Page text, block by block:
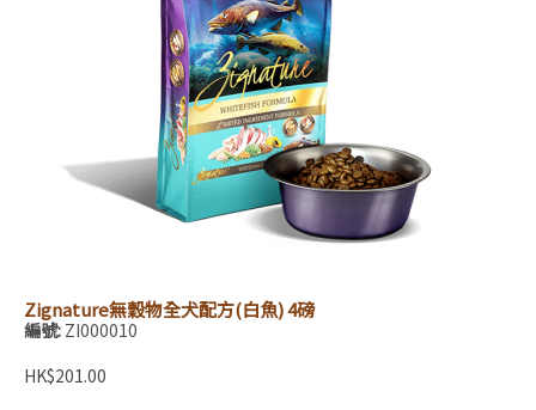
Zignature無穀物全犬配方(白魚) 4磅
編號: ZI000010
HK$201.00